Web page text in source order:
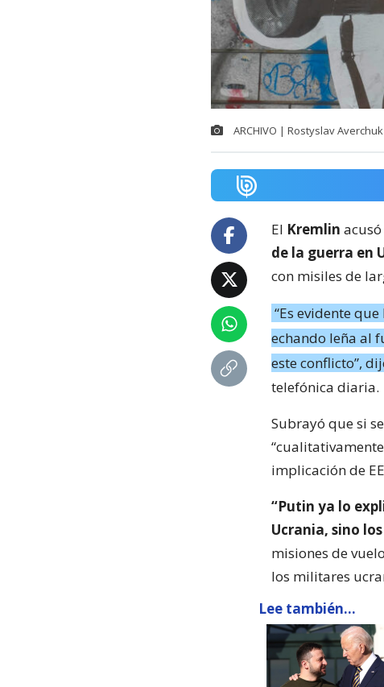
ARCHIVO | Rostyslav
El Kremlin
de la guerra en
con misiles de
“Es evidente
echando leña al
este conflicto”,
telefónica diaria.
Subrayó que si
implicación de
“Putin ya lo
Ucrania, sino
misiones de
los militares
Lee también...